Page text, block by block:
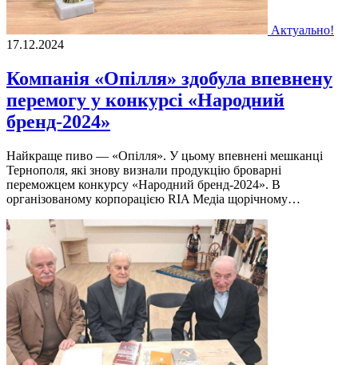
Актуально!
17.12.2024
Компанія «Опілля» здобула впевнену
перемогу у конкурсі «Народний
бренд-2024»
Найкраще пиво — «Опілля». У цьому впевнені мешканці
Тернополя, які знову визнали продукцію броварні
переможцем конкурсу «Народний бренд-2024». В
організованому корпорацією RIA Медіа щорічному…